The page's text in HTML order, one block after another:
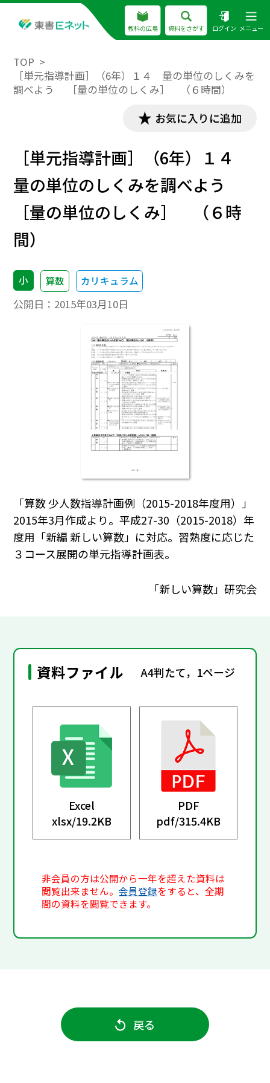
教科の広場 資料をさがす ログイン メニュー
TOP
［単元指導計画］（6年）１４ 量の単位のしくみを
調べよう ［量の単位のしくみ］ （６時間）
お気に入りに追加
［単元指導計画］（6年）１４
量の単位のしくみを調べよう
［量の単位のしくみ］ （６時
間）
小 算数 カリキュラム
公開日： 2015年03月10日
「算数 少人数指導計画例（2015-2018年度用）」
2015年3月作成より。平成27-30（2015-2018）年
度用「新編 新しい算数」に対応。習熟度に応じた
３コース展開の単元指導計画表。
「新しい算数」研究会
資料ファイル A4判たて，1ページ
Excel
xlsx/19.2KB
PDF
pdf/315.4KB
非会員の方は公開から一年を超えた資料は
閲覧出来ません。会員登録をすると、全期
間の資料を閲覧できます。
戻る